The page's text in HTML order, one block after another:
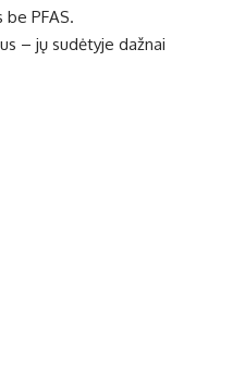
PFAS.
– jų sudėtyje dažnai